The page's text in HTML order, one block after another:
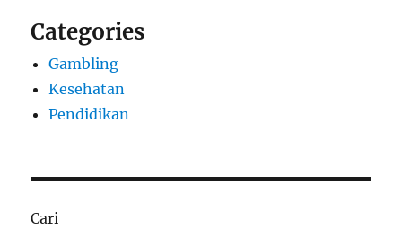
Categories
Gambling
Kesehatan
Pendidikan
Cari